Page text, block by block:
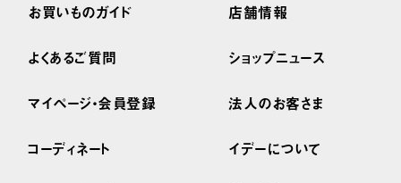
お買いものガイド
よくあるご質問
マイページ・会員登録
コーディネート
店舗情報
ショップニュース
法人のお客さま
イデーについて